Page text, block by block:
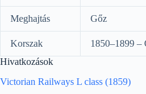
Meghajtás Gőz
Korszak
1850–1899 –
Hivatkozások
Victorian Railways L class (1859)